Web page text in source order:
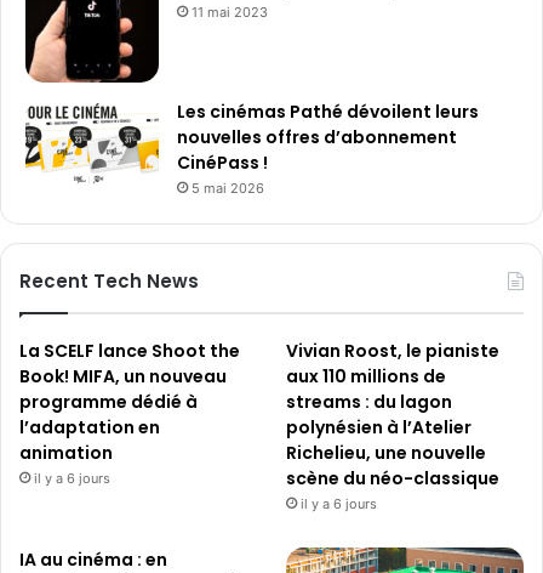
e
a
n
r
B
r
s
.
11 mai 2023
Les cinémas Pathé dévoilent leurs
nouvelles offres d’abonnement
CinéPass !
5 mai 2026
Recent Tech News
La SCELF lance Shoot the
Book! MIFA, un nouveau
programme dédié à
l’adaptation en
animation
il y a 6 jours
Vivian Roost, le pianiste
aux 110 millions de
streams : du lagon
polynésien à l’Atelier
Richelieu, une nouvelle
scène du néo-classique
il y a 6 jours
IA au cinéma : en